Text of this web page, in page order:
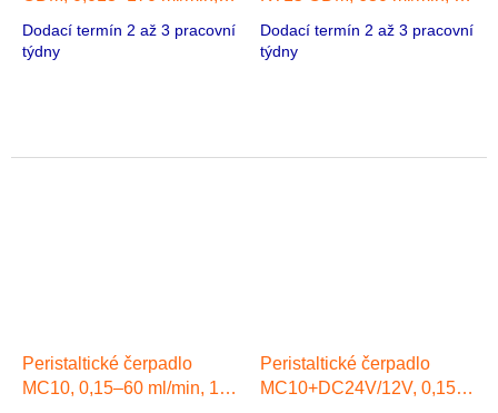
Dodací termín 2 až 3 pracovní
týdny
Dodací termín 2 až 3 pracovní
týdny
Peristaltické čerpadlo
MC10, 0,15–60 ml/min, 1
Peristaltické čerpadlo
MC10+DC24V/12V, 0,15–